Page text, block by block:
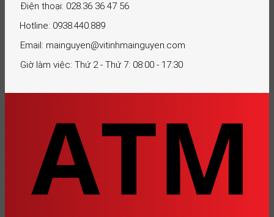
Điện thoại: 028.36 36 47 56
Hotline: 0938.440.889
Email: mainguyen@vitinhmainguyen.com
Giờ làm việc: Thứ 2 - Thứ 7: 08:00 - 17:30